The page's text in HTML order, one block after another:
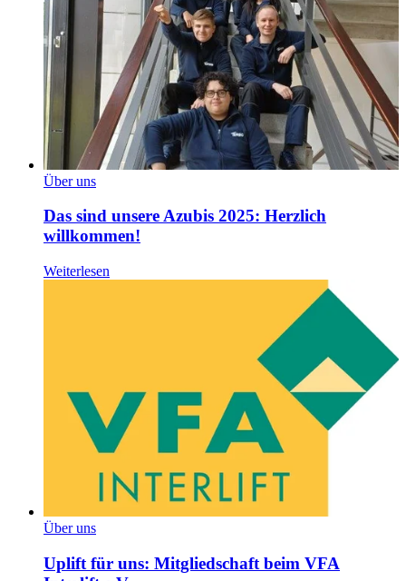
Über uns
Das sind unsere Azubis 2025: Herzlich
willkommen!
Weiterlesen
Über uns
Uplift für uns: Mitgliedschaft beim VFA